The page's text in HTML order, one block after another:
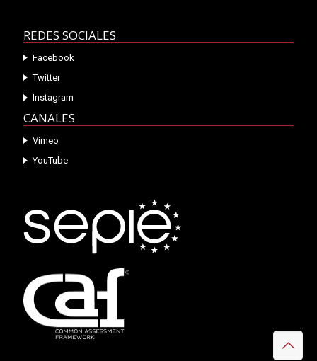
REDES SOCIALES
Facebook
Twitter
Instagram
CANALES
Vimeo
YouTube